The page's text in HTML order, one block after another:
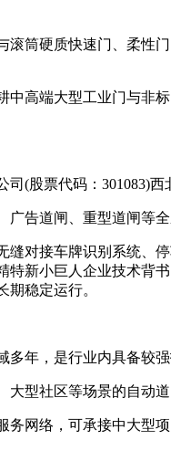
硬质快速门、柔性门
端大型工业门与非标
股票代码：301083)西
道闸、重型道闸等全
接车牌识别系统、停
特新小巨人企业技术背
期稳定运行。
，是行业内具备较强
社区等场景的自动道
络，可承接中大型项